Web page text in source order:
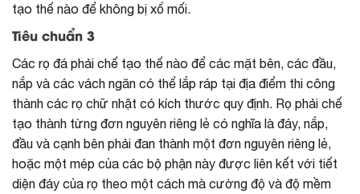
tạo thế nào để không bị xổ mối.
Tiêu chuẩn 3
Các rọ đá phải chế tạo thế nào để các mặt bên, các đầu,
nắp và các vách ngăn có thể lắp ráp tại địa điểm thi công
thành các rọ chữ nhật có kích thước quy định. Rọ phải chế
tạo thành từng đơn nguyên riêng lẻ có nghĩa là đáy, nắp,
đầu và cạnh bên phải đan thành một đơn nguyên riêng lẻ,
hoặc một mép của các bộ phận này được liên kết với tiết
diện đáy của rọ theo một cách mà cường độ và độ mềm